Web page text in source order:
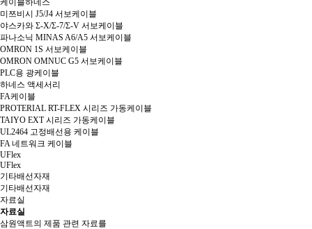
케이블하네스
미쯔비시 J5/J4 서보케이블
야스카와 Σ-X/Σ-7/Σ-V 서보케이블
파나소닉 MINAS A6/A5 서보케이블
OMRON 1S 서보케이블
OMRON OMNUC G5 서보케이블
PLC용 광케이블
하네스 액세서리
FA케이블
PROTERIAL RT-FLEX 시리즈 가동케이블
TAIYO EXT 시리즈 가동케이블
UL2464 고정배선용 케이블
FA 네트워크 케이블
UFlex
UFlex
기타배선자재
기타배선자재
자료실
자료실
삼원액트의 제품 관련 자료를